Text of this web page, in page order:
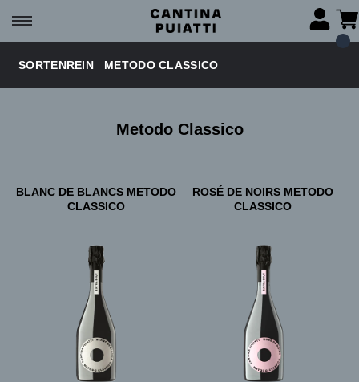
SORTENREIN METODO CLASSICO
Metodo Classico
BLANC DE BLANCS METODO
CLASSICO
ROSÉ DE NOIRS METODO
CLASSICO